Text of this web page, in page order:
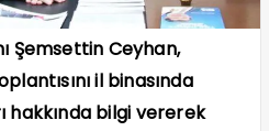
Şemsettin Ceyhan,
il binasında
hakkında bilgi vererek